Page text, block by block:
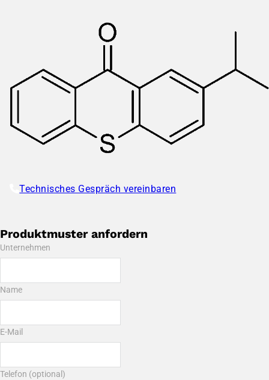
Technisches Gespräch vereinbaren
Produktmuster anfordern
Unternehmen
Name
E-Mail
Telefon (optional)